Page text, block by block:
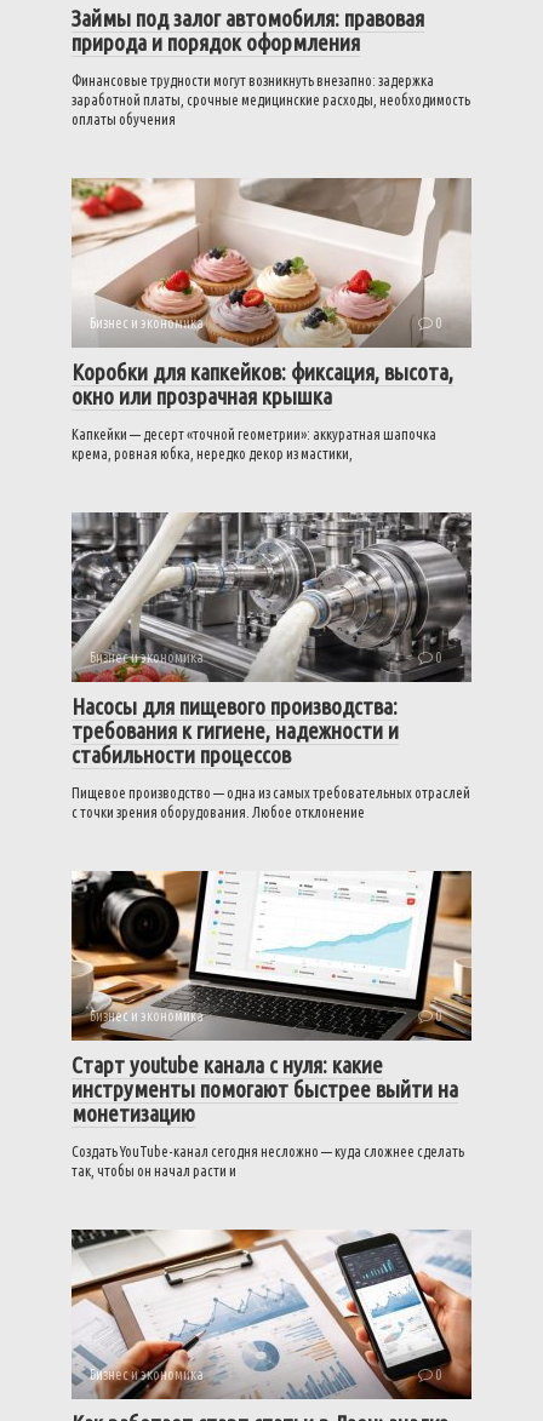
Займы под залог автомобиля: правовая
природа и порядок оформления
Финансовые трудности могут возникнуть внезапно: задержка
заработной платы, срочные медицинские расходы, необходимость
оплаты обучения
Бизнес и экономика 0
Коробки для капкейков: фиксация, высота,
окно или прозрачная крышка
Капкейки — десерт «точной геометрии»: аккуратная шапочка
крема, ровная юбка, нередко декор из мастики,
Бизнес и экономика 0
Насосы для пищевого производства:
требования к гигиене, надежности и
стабильности процессов
Пищевое производство — одна из самых требовательных отраслей
с точки зрения оборудования. Любое отклонение
Бизнес и экономика 0
Старт youtube канала с нуля: какие
инструменты помогают быстрее выйти на
монетизацию
Создать YouTube-канал сегодня несложно — куда сложнее сделать
так, чтобы он начал расти и
Бизнес и экономика 0